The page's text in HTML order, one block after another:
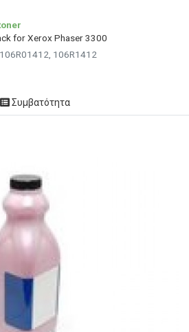
for Xerox Phaser 3300
106R1412
Συμβατότητα